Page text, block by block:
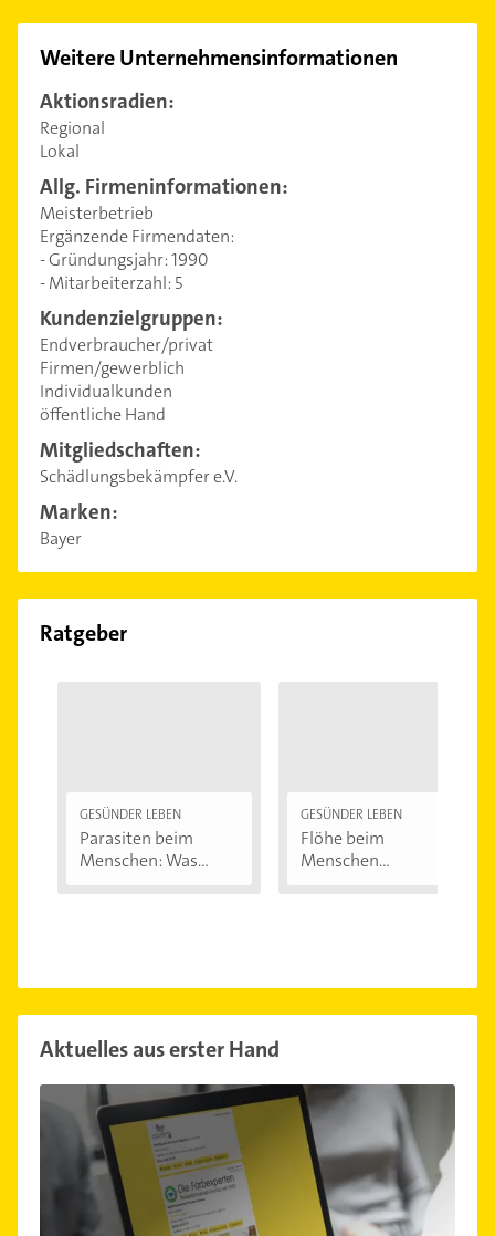
Weitere Unternehmensinformationen
Aktionsradien:
Regional
Lokal
Allg. Firmeninformationen:
Meisterbetrieb
Ergänzende Firmendaten:
- Gründungsjahr: 1990
- Mitarbeiterzahl: 5
Kundenzielgruppen:
Endverbraucher/privat
Firmen/gewerblich
Individualkunden
öffentliche Hand
Mitgliedschaften:
Schädlungsbekämpfer e.V.
Marken:
Bayer
Ratgeber
GESÜNDER LEBEN
Parasiten beim
Menschen: Was
GESÜNDER LEBEN
Flöhe beim
Menschen
Aktuelles aus erster Hand